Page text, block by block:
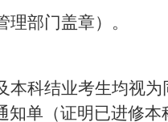
部门盖章）。
本科结业考生均视
单（证明已进修本